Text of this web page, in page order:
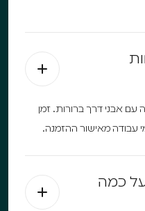
עם אבני דרך ברורות. זמן
כמה